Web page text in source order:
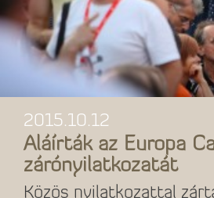
2015.10.12
Aláírták az Europa
zárónyilatkozatát
Közös nyilatkozattal